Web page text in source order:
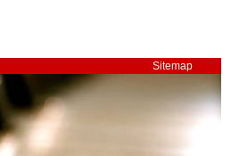
Sitemap